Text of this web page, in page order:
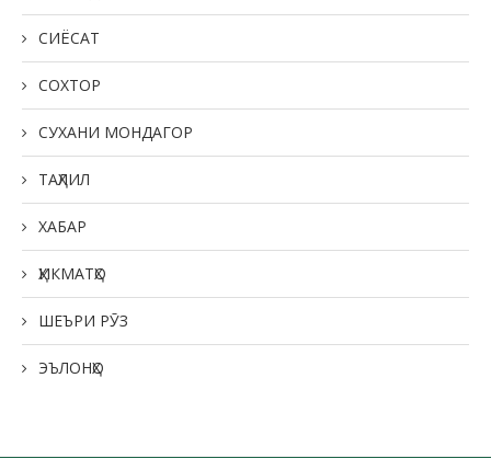
СИЁСАТ
СОХТОР
СУХАНИ МОНДАГОР
ТАҲЛИЛ
ХАБАР
ҲИКМАТҲО
ШЕЪРИ РӮЗ
ЭЪЛОНҲО